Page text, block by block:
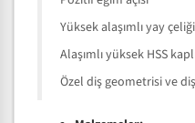
Yüksek alaşımlı yay
Alaşımlı yüksek HSS
Özel diş geometrisi ve diş